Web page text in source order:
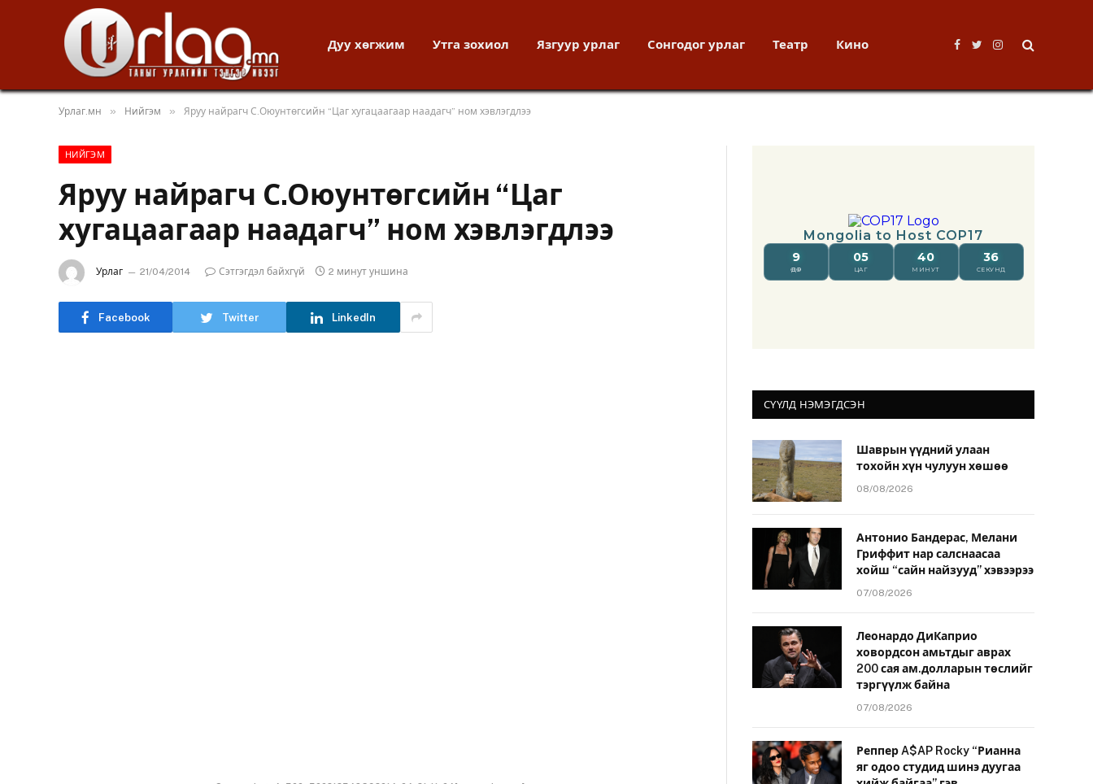
Дуу хөгжим Утга зохиол Язгуур урлаг Сонгодог урлаг Театр Кино
Facebook
TwitterInstagram
Урлаг.мн » Нийгэм » Яруу найрагч С.Оюунтөгсийн “Цаг хугацаагаар наадагч” ном хэвлэгдлээ
НИЙГЭМ
Яруу найрагч С.Оюунтөгсийн “Цаг
хугацаагаар наадагч” ном хэвлэгдлээ
Урлаг 21/04/2014 Сэтгэгдэл байхгүй 2 минут уншина
Facebook Twitter LinkedIn
СҮҮЛД НЭМЭГДСЭН
Шаврын үүдний улаан
тохойн хүн чулуун хөшөө
08/08/2026
Антонио Бандерас, Мелани
Гриффит нар салснаасаа
хойш “сайн найзууд” хэвээрээ
07/08/2026
Леонардо ДиКаприо
ховордсон амьтдыг аврах
200 сая ам.долларын төслийг
тэргүүлж байна
07/08/2026
Реппер A$AP Rocky “Рианна
яг одоо студид шинэ дуугаа